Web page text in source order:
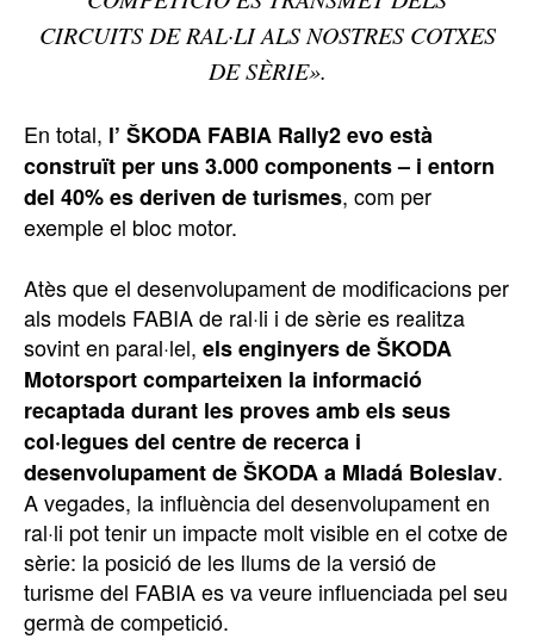
CIRCUITS DE RAL·LI ALS NOSTRES COTXES
DE SÈRIE».
En total, l’ ŠKODA FABIA Rally2 evo està
construït per uns 3.000 components – i entorn
del 40% es deriven de turismes, com per
exemple el bloc motor.
Atès que el desenvolupament de modificacions per
als models FABIA de ral·li i de sèrie es realitza
sovint en paral·lel, els enginyers de ŠKODA
Motorsport comparteixen la informació
recaptada durant les proves amb els seus
col·legues del centre de recerca i
desenvolupament de ŠKODA a Mladá Boleslav.
A vegades, la influència del desenvolupament en
ral·li pot tenir un impacte molt visible en el cotxe de
sèrie: la posició de les llums de la versió de
turisme del FABIA es va veure influenciada pel seu
germà de competició.